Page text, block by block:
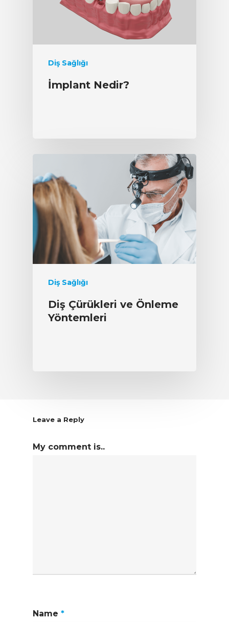
Diş Sağlığı
İmplant Nedir?
Diş Sağlığı
Diş Çürükleri ve Önleme
Yöntemleri
Leave a Reply
My comment is..
Name *